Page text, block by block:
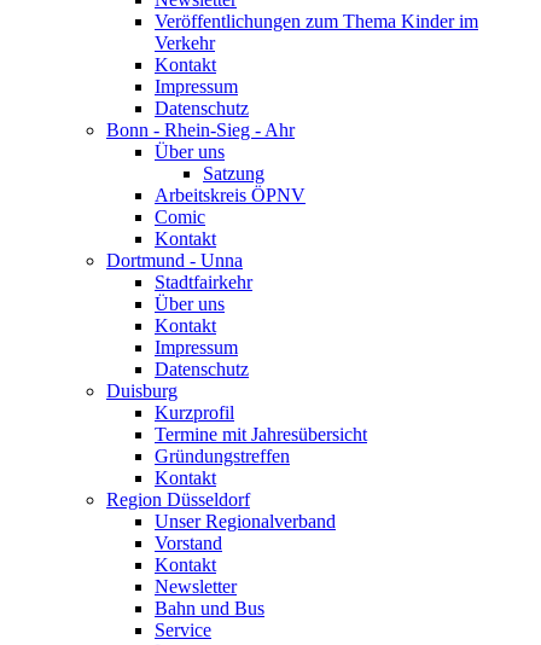
Veröffentlichungen zum Thema Kinder im
Verkehr
Kontakt
Impressum
Datenschutz
Bonn - Rhein-Sieg - Ahr
Über uns
Satzung
Arbeitskreis ÖPNV
Comic
Kontakt
Dortmund - Unna
Stadtfairkehr
Über uns
Kontakt
Impressum
Datenschutz
Duisburg
Kurzprofil
Termine mit Jahresübersicht
Gründungstreffen
Kontakt
Region Düsseldorf
Unser Regionalverband
Vorstand
Kontakt
Newsletter
Bahn und Bus
Service